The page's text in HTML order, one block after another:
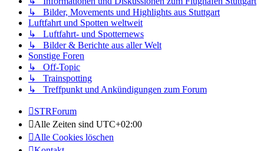
↳ Bilder, Movements und Highlights aus Stuttgart
Luftfahrt und Spotten weltweit
↳ Luftfahrt- und Spotternews
↳ Bilder & Berichte aus aller Welt
Sonstige Foren
↳ Off-Topic
↳ Trainspotting
↳ Treffpunkt und Ankündigungen zum Forum
STRForum
Alle Zeiten sind UTC+02:00
Alle Cookies löschen